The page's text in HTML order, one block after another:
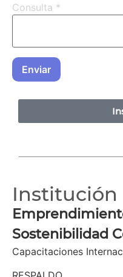
Consulta *
Enviar
Institución
Sostenibilidad
Capacitaciones